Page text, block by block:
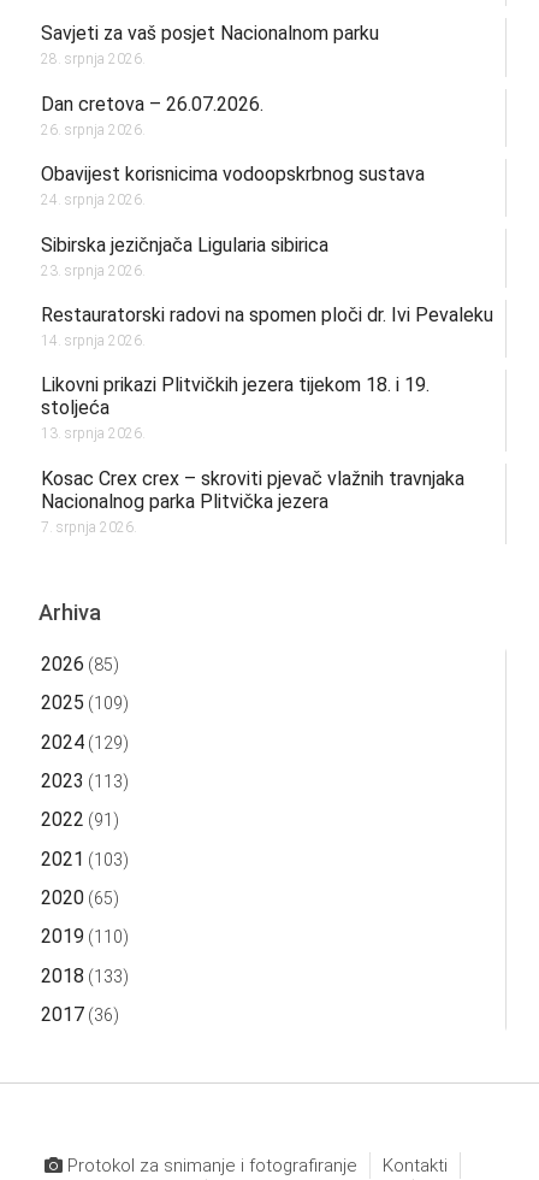
Savjeti za vaš posjet Nacionalnom parku
28. srpnja 2026.
Dan cretova – 26.07.2026.
26. srpnja 2026.
Obavijest korisnicima vodoopskrbnog sustava
24. srpnja 2026.
Sibirska jezičnjača Ligularia sibirica
23. srpnja 2026.
Restauratorski radovi na spomen ploči dr. Ivi Pevaleku
14. srpnja 2026.
Likovni prikazi Plitvičkih jezera tijekom 18. i 19.
stoljeća
13. srpnja 2026.
Kosac Crex crex – skroviti pjevač vlažnih travnjaka
Nacionalnog parka Plitvička jezera
7. srpnja 2026.
Arhiva
2026 (85)
2025 (109)
2024(129)
2023 (113)
2022 (91)
2021 (103)
2020(65)
2019 (110)
2018 (133)
2017(36)
Protokol za snimanje i fotografiranje
Kontakti